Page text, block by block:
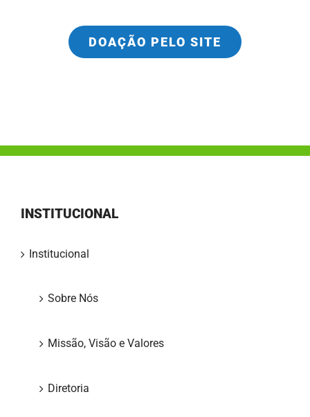
DOAÇÃO PELO SITE
INSTITUCIONAL
Institucional
Sobre Nós
Missão, Visão e Valores
Diretoria